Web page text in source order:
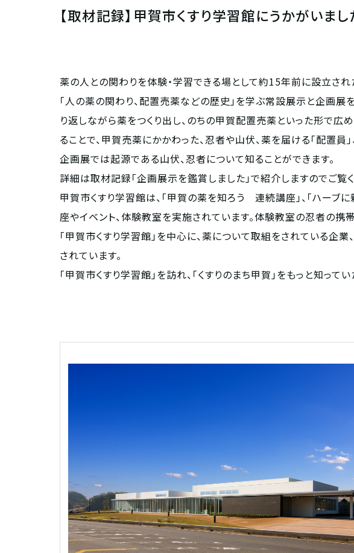
【取材記録】甲賀市くすり学習館にうかがいまし
薬の人との関わりを体験・学習できる場として約15年前に設立され
「人の薬の関わり、配置売薬などの歴史」を学ぶ常設展示と企画
り返しながら薬をつくり出し、のちの甲賀配置売薬といった形で
ることで、甲賀売薬にかかわった、忍者や山伏、薬を届ける「配置
企画展では起源である山伏、忍者について知ることができます。
詳細は取材記録「企画展示を鑑賞しました」で紹介しますのでご覧く
甲賀市くすり学習館は、「甲賀の薬を知ろう 連続講座」、「ハーブ
座やイベント、体験教室を実施されています。体験教室の忍者の携
「甲賀市くすり学習館」を中心に、薬について取組をされている企業
されています。
「甲賀市くすり学習館」を訪れ、「くすりのまち甲賀」をもっと知って